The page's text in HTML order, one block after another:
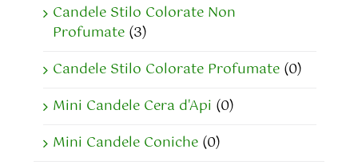
Candele Stilo Colorate Non
Profumate (3)
Candele Stilo Colorate Profumate (0)
Mini Candele Cera d'Api (0)
Mini Candele Coniche (0)